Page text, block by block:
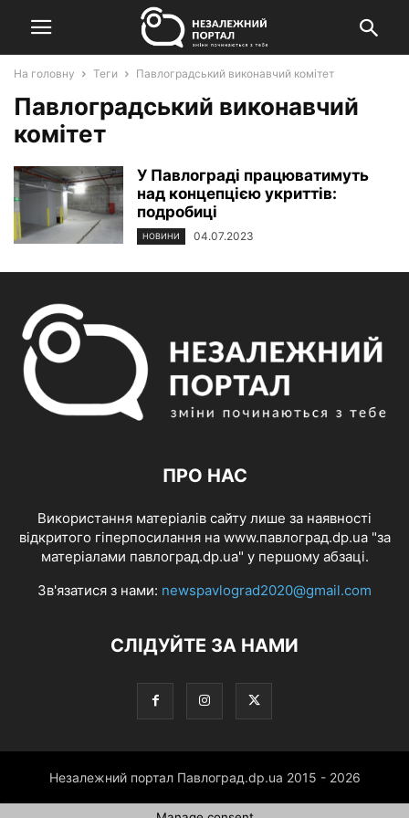
На головну Теги Павлоградський виконавчий комітет
Павлоградський виконавчий
комітет
У Павлограді працюватимуть
над концепцією укриттів:
подробиці
НОВИНИ 04.07.2023
ПРО НАС
Використання матеріалів сайту лише за наявності
відкритого гіперпосилання на www.павлоград.dp.ua "за
матеріалами павлоград.dp.ua" у першому абзаці.
Зв'язатися з нами: newspavlograd2020@gmail.com
СЛІДУЙТЕ ЗА НАМИ
Незалежний портал Павлоград.dp.ua 2015 - 2026